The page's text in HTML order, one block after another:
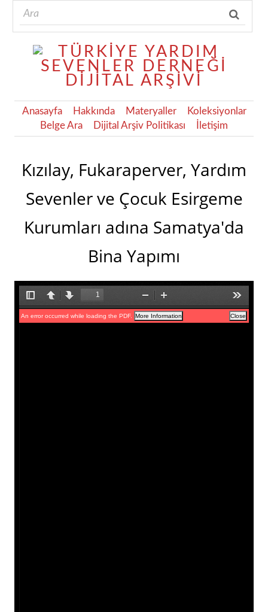
Anasayfa Hakkında Materyaller
Koleksiyonlar
Belge Ara
Dijital Arşiv Politikası İletişim
Kızılay, Fukaraperver, Yardım
Sevenler ve Çocuk Esirgeme
Kurumları adına Samatya'da
Bina Yapımı